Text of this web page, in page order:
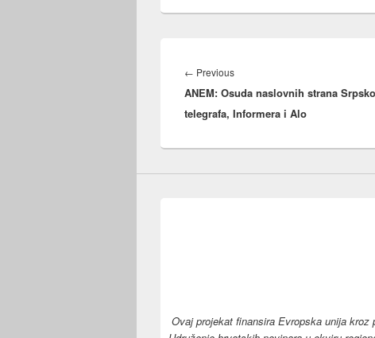
navigation
← PreviousPrevious
post:
ANEM: Osuda naslovnih strana
telegrafa, Informera i Alo
Ovaj projekat finansira Evropska unija kroz